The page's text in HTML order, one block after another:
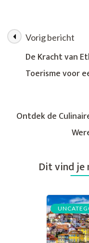
Vorig bericht
De Kracht van
Toerisme voor
Ontdek de
Dit vind je